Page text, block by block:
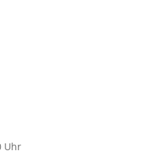
Uhr